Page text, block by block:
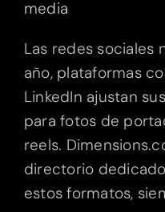
media
Las redes sociales
año, plataformas
LinkedIn ajustan
para fotos de
reels.
directorio
estos formatos,